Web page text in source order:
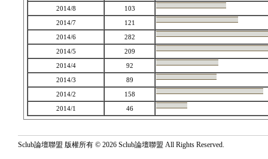
2014/8
103
2014/7
121
2014/6
282
2014/5
209
2014/4
92
2014/3
89
2014/2
158
2014/1
46
Sclub論壇聯盟 版權所有 © 2026 Sclub論壇聯盟 All Rights Reserved.